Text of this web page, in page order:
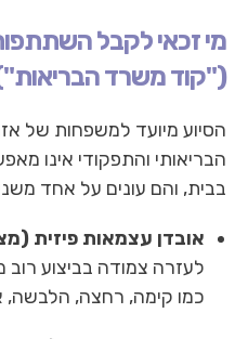
מי זכאי לקבל
("קוד משרד
הסיוע מיועד למשפחות של
הבריאותי והתפקודי אינו
בבית, והם עונים על אחד
אובדן עצמאות פיזית
לעזרה צמודה בביצוע רוב
כמו קימה, רחצה, הלבשה,